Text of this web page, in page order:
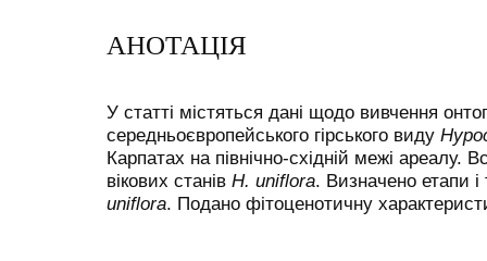
АНОТАЦІЯ
У статті містяться дані щодо вивчення
середньоєвропейського гірського виду
Карпатах на північно-східній межі ареалу.
вікових станів H. uniflora. Визначено етапи і
uniflora. Подано фітоценотичну